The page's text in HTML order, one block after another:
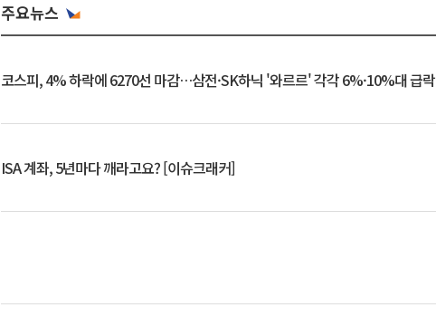
주요뉴스
코스피, 4% 하락에 6270선 마감…삼전·SK하닉 '와르르' 각각 6%·10%대 급락
ISA 계좌, 5년마다 깨라고요? [이슈크래커]